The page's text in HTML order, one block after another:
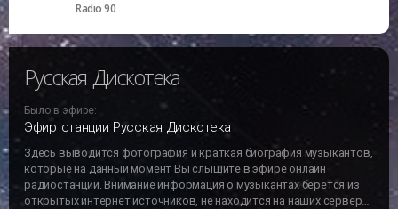
Radio 90
Русская Дискотека
Было в эфире:
Эфир станции Русская Дискотека
Здесь выводится фотография и краткая биография музыкантов,
которые на данный момент Вы слышите в эфире онлайн
радиостанций. Внимание информация о музыкантах берется из
открытых интернет источников, не находится на наших серверах